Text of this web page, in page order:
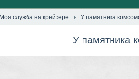
Моя служба на крейсере У памятника
У памятника